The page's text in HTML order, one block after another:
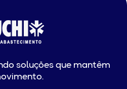
soluções que mantêm